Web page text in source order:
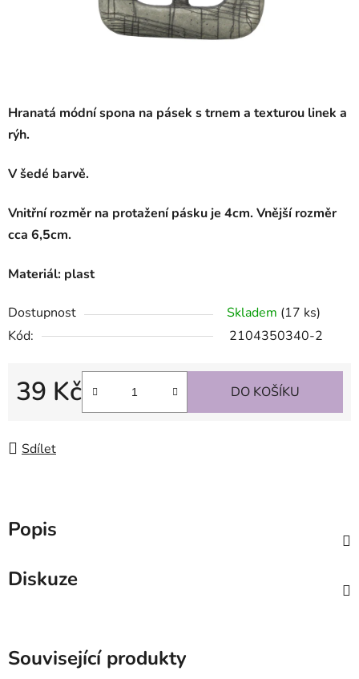
Hranatá módní spona na pásek s trnem a texturou linek a
rýh.
V šedé barvě.
Vnitřní rozměr na protažení pásku je 4cm. Vnější rozměr
cca 6,5cm.
Materiál: plast
Dostupnost Skladem (17 ks)
Kód:
2104350340-2
39 Kč
Měrná cena:
DO KOŠÍKU
Sdílet
Popis
Diskuze
Související produkty